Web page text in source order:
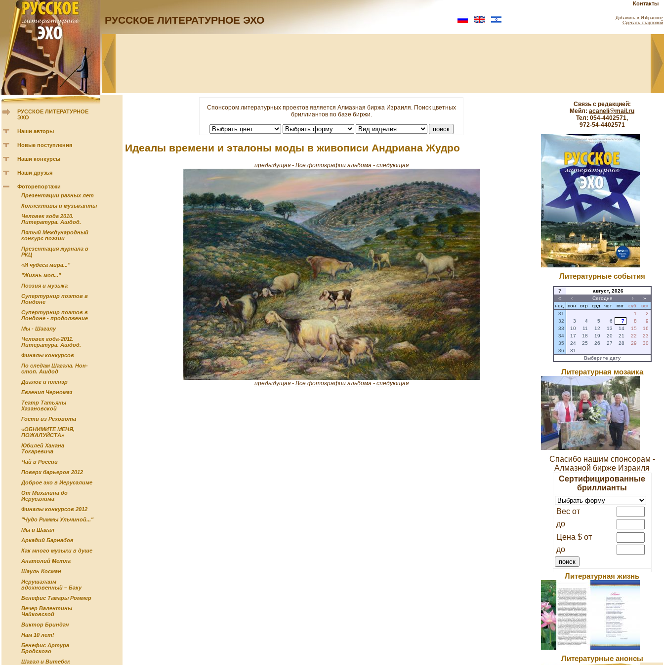
Контакты
РУССКОЕ ЛИТЕРАТУРНОЕ ЭХО
Добавить в Избранное
Сделать стартовой
РУССКОЕ ЛИТЕРАТУРНОЕ
ЭХО
Наши авторы
Новые поступления
Наши конкурсы
Наши друзья
Фоторепортажи
Презентации разных лет
Коллективы и музыканты
Человек года 2010.
Литература. Ашдод.
Пятый Международный
конкурс поэзии
Презентация журнала в
РКЦ
«И чудеса мира..."
"Жизнь моя..."
Поэзия и музыка
Супертурнир поэтов в
Лондоне
Супертурнир поэтов в
Лондоне - продолжение
Мы - Шагалу
Человек года-2011.
Литература. Ашдод.
Финалы конкурсов
По следам Шагала. Нон-
стоп. Ашдод
Диалог и пленэр
Евгения Черномаз
Театр Татьяны
Хазановской
Гости из Реховота
«ОБНИМИТЕ МЕНЯ,
ПОЖАЛУЙСТА»
Юбилей Ханана
Токаревича
Чай в России
Поверх барьеров 2012
Доброе эхо в Иерусалиме
От Михалина до
Иерусалима
Финалы конкурсов 2012
"Чудо Риммы Ульчиной..."
Мы и Шагал
Аркадий Барнабов
Как много музыки в душе
Анатолий Метла
Шауль Косман
Иерушалаим
вдохновенный – Баку
Бенефис Тамары Роммер
Вечер Валентины
Чайковской
Виктор Бриндач
Нам 10 лет!
Бенефис Артура
Бродского
Шагал и Витебск
Спонсором литературных проектов является Алмазная биржа Израиля. Поиск цветных
бриллиантов по базе биржи.
Идеалы времени и эталоны моды в живописи Андриана Жудро
предыдущая- Все фотографии альбома - следующая
предыдущая- Все фотографии альбома - следующая
Связь с редакцией:
Мейл: acaneli@mail.ru
Тел: 054-4402571,
972-54-4402571
Литературные события
?
август, 2026
«
‹ Сегодня ›
»
нед
пон втр срд чет пят суб
вск
31
1
2
32
3 4 5 6 7 8
9
33
10 11 12 13 14 15
16
34
17 18 19 20 21 22
23
35
24 25 26 27 28 29
30
36
31
Выберите дату
Литературная мозаика
Спасибо нашим спонсорам -
Алмазной бирже Израиля
Сертифицированные
бриллианты
Вес от
до
Цена $ от
до
Литературная жизнь
Литературные анонсы